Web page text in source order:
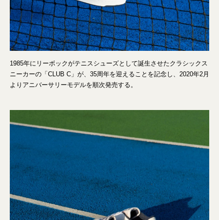
1985年にリーボックがテニスシューズとして誕生させたクラシックス
ニーカーの「CLUB C」が、35周年を迎えることを記念し、2020年2月
よりアニバーサリーモデルを順次発売する。